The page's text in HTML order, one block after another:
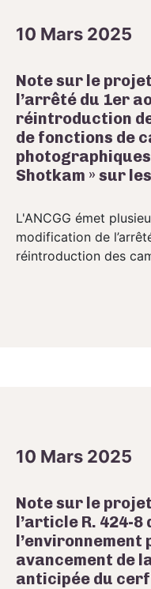
10 Mars 2025
Note sur le
l’arrêté du 1er
réintroduction
de fonctions de
photographiques
Shotkam » sur
L'ANCGG émet
modification de
réintroduction des
10 Mars 2025
Note sur le
l’article R. 424-8
l’environnement
avancement de
anticipée du